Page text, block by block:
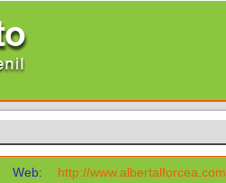
Web: http://www.albertalforcea.com